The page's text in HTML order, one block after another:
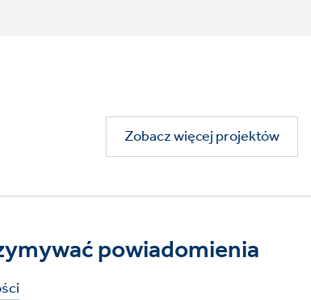
Zobacz więcej projektów
powiadomienia